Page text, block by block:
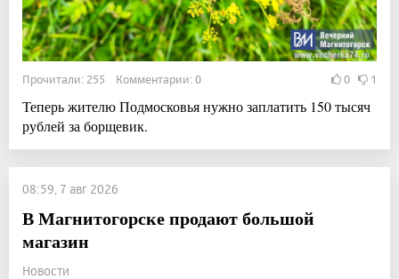
Прочитали: 255 Комментарии: 0 0 1
Теперь жителю Подмосковья нужно заплатить 150 тысяч
рублей за борщевик.
08:59, 7 авг 2026
В Магнитогорске продают большой
магазин
Новости